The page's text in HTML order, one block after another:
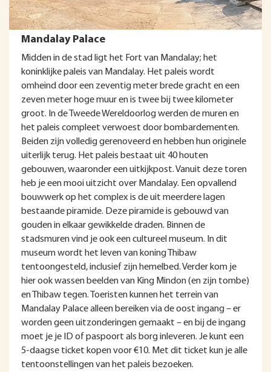
Mandalay Palace
Midden in de stad ligt het Fort van Mandalay; het
koninklijke paleis van Mandalay. Het paleis wordt
omheind door een zeventig meter brede gracht en een
zeven meter hoge muur en is twee bij twee kilometer
groot. In de Tweede Wereldoorlog werden de muren en
het paleis compleet verwoest door bombardementen.
Beiden zijn volledig gerenoveerd en hebben hun originele
uiterlijk terug. Het paleis bestaat uit 40 houten
gebouwen, waaronder een uitkijkpost. Vanuit deze toren
heb je een mooi uitzicht over Mandalay. Een opvallend
bouwwerk op het complex is de uit meerdere lagen
bestaande piramide. Deze piramide is gebouwd van
gouden in elkaar gewikkelde draden. Binnen de
stadsmuren vind je ook een cultureel museum. In dit
museum wordt het leven van koning Thibaw
tentoongesteld, inclusief zijn hemelbed. Verder kom je
hier ook wassen beelden van King Mindon (en zijn tombe)
en Thibaw tegen. Toeristen kunnen het terrein van
Mandalay Palace alleen bereiken via de oost ingang – er
worden geen uitzonderingen gemaakt – en bij de ingang
moet je je ID of paspoort als borg inleveren. Je kunt een
5-daagse ticket kopen voor €10. Met dit ticket kun je alle
tentoonstellingen van het paleis bezoeken.